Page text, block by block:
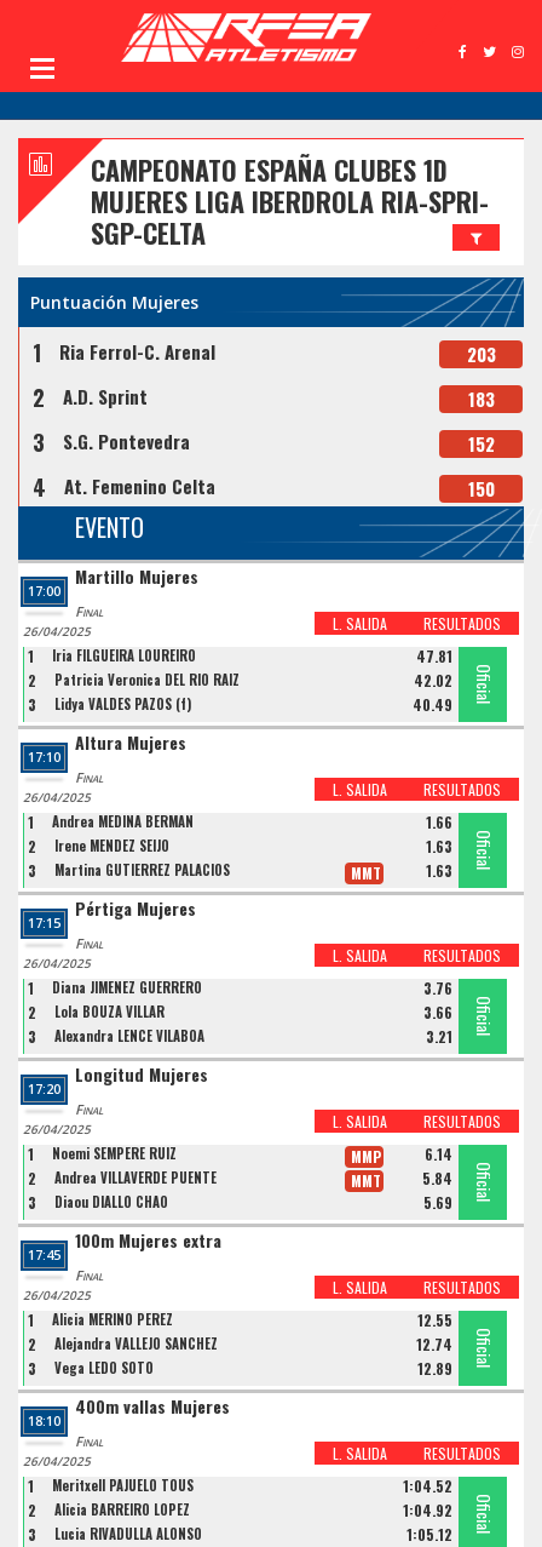
CAMPEONATO ESPAÑA CLUBES 1D
MUJERES LIGA IBERDROLA RIA-SPRI-
SGP-CELTA
Puntuación Mujeres
1 Ria Ferrol-C. Arenal 203
2 A.D. Sprint 183
3 S.G. Pontevedra 152
4 At. Femenino Celta 150
EVENTO
17:00
Martillo Mujeres
Final
L. SALIDA RESULTADOS
26/04/2025
1 Iria FILGUEIRA LOUREIRO 47.81
Oficial
2 Patricia Veronica DEL RIO RAIZ 42.02 Oficial
3 Lidya VALDES PAZOS (f) 40.49
Oficial
17:10
Altura Mujeres
Final
L. SALIDA RESULTADOS
26/04/2025
1 Andrea MEDINA BERMAN 1.66
Oficial
2 Irene MENDEZ SEIJO 1.63 Oficial
3 Martina GUTIERREZ PALACIOS 1.63
MMT
Oficial
17:15
Pértiga Mujeres
Final
L. SALIDA RESULTADOS
26/04/2025
1 Diana JIMENEZ GUERRERO 3.76
Oficial
2 Lola BOUZA VILLAR 3.66 Oficial
3 Alexandra LENCE VILABOA 3.21
Oficial
17:20
Longitud Mujeres
Final
L. SALIDA RESULTADOS
26/04/2025
1 Noemi SEMPERE RUIZ 6.14
MMP
Oficial
2 Andrea VILLAVERDE PUENTE 5.84
MMT Oficial
3 Diaou DIALLO CHAO 5.69
Oficial
17:45
100m Mujeres extra
Final
L. SALIDA RESULTADOS
26/04/2025
1 Alicia MERINO PEREZ 12.55
Oficial
2 Alejandra VALLEJO SANCHEZ 12.74 Oficial
3 Vega LEDO SOTO 12.89
Oficial
18:10
400m vallas Mujeres
Final
L. SALIDA RESULTADOS
26/04/2025
1 Meritxell PAJUELO TOUS 1:04.52
Oficial
2 Alicia BARREIRO LOPEZ 1:04.92 Oficial
3 Lucia RIVADULLA ALONSO 1:05.12
Oficial